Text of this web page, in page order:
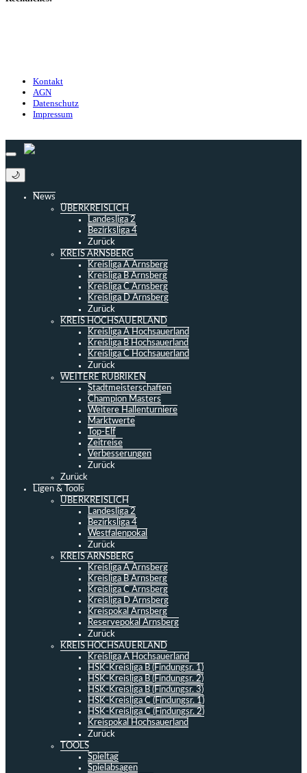
Kontakt
AGN
Datenschutz
Impressum
🌙
News
ÜBERKREISLICH
Landesliga 2
Bezirksliga 4
Zurück
KREIS ARNSBERG
Kreisliga A Arnsberg
Kreisliga B Arnsberg
Kreisliga C Arnsberg
Kreisliga D Arnsberg
Zurück
KREIS HOCHSAUERLAND
Kreisliga A Hochsauerland
Kreisliga B Hochsauerland
Kreisliga C Hochsauerland
Zurück
WEITERE RUBRIKEN
Stadtmeisterschaften
Champion Masters
Weitere Hallenturniere
Marktwerte
Top-Elf
Zeitreise
Verbesserungen
Zurück
Zurück
Ligen & Tools
ÜBERKREISLICH
Landesliga 2
Bezirksliga 4
Westfalenpokal
Zurück
KREIS ARNSBERG
Kreisliga A Arnsberg
Kreisliga B Arnsberg
Kreisliga C Arnsberg
Kreisliga D Arnsberg
Kreispokal Arnsberg
Reservepokal Arnsberg
Zurück
KREIS HOCHSAUERLAND
Kreisliga A Hochsauerland
HSK-Kreisliga B (Findungsr. 1)
HSK-Kreisliga B (Findungsr. 2)
HSK-Kreisliga B (Findungsr. 3)
HSK-Kreisliga C (Findungsr. 1)
HSK-Kreisliga C (Findungsr. 2)
Kreispokal Hochsauerland
Zurück
TOOLS
Spieltag
Spielabsagen